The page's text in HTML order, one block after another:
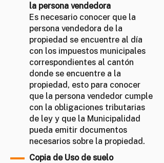
la persona vendedora
Es necesario conocer que la
persona vendedora de la
propiedad se encuentre al día
con los impuestos municipales
correspondientes al cantón
donde se encuentre a la
propiedad, esto para conocer
que la persona vendedor cumple
con la obligaciones tributarias
de ley y que la Municipalidad
pueda emitir documentos
necesarios sobre la propiedad.
Copia de Uso de suelo